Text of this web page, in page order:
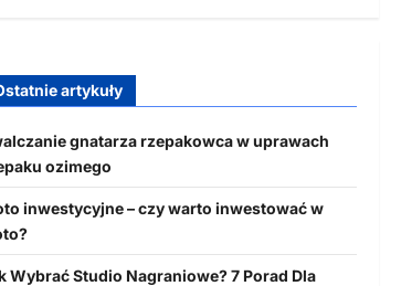
artykuły
gnatarza rzepakowca w uprawach
ozimego
inwestycyjne – czy warto inwestować w
Wybrać Studio Nagraniowe? 7 Porad Dla